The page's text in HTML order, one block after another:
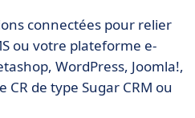
connectées pour relier
ou votre plateforme e-
WordPress, Joomla!,
de type Sugar CRM ou